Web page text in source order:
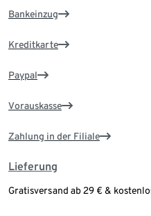
Bankeinzug
Kreditkarte
Paypal
Vorauskasse
Zahlung in der Filiale
Lieferung
Gratisversand ab 29 € &